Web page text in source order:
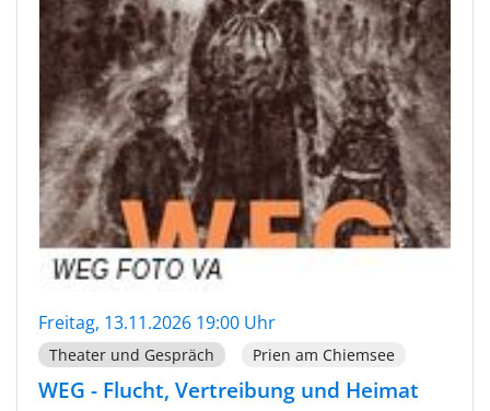
Freitag, 13.11.2026 19:00 Uhr
Theater und Gespräch Prien am Chiemsee
WEG - Flucht, Vertreibung und Heimat